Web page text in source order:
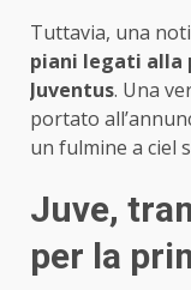
Tuttavia, una
piani legati alla
Juventus. Una
portato
un fulmine a ciel
Juve,
per la